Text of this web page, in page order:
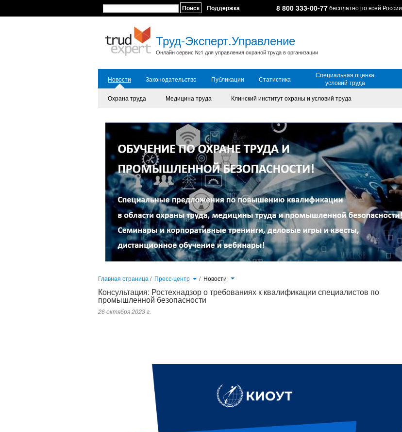
Поиск Поддержка 8 800 333-00-77бесплатно по всей России
Труд-Эксперт.Управление
Онлайн сервис №1 для управления охраной труда в организации
Новости Законодательство Публикации Статистика
Специальная оценка
условий труда
Охрана труда
Медицина труда Клинский институт охраны и условий труда
Главная страница / Пресс-центр / Новости
Консультация: Ростехнадзор о требованиях к квалификации специалистов по
промышленной безопасности
26 октября 2023 г.